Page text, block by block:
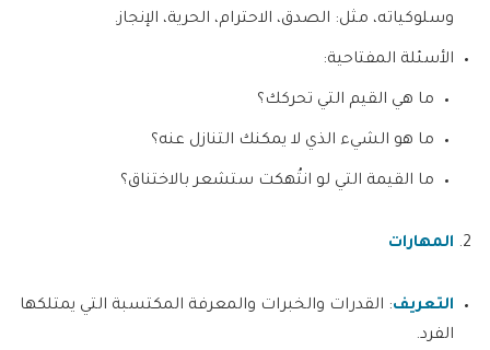
وسلوكياته، مثل: الصدق، الاحترام، الحرية، الإنجاز.
الأسئلة المفتاحية:
ما هي القيم التي تحركك؟
ما هو الشيء الذي لا يمكنك التنازل عنه؟
ما القيمة التي لو انتُهكت ستشعر بالاختناق؟
المهارات
التعريف: القدرات والخبرات والمعرفة المكتسبة التي يمتلكها
الفرد.